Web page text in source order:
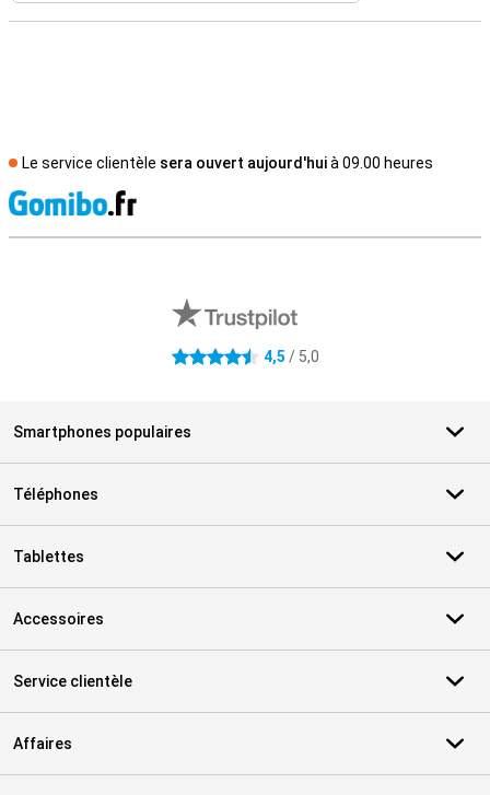
Le service clientèle sera ouvert aujourd'huià 09.00 heures
4.5 étoiles 4,5 / 5,0
Smartphones populaires
Téléphones
Tablettes
Accessoires
Service clientèle
Affaires